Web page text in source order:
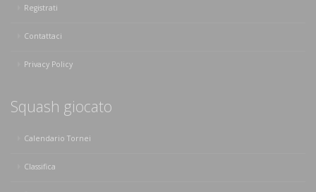
Registrati
Contattaci
Privacy Policy
Squash giocato
Calendario Tornei
Classifica